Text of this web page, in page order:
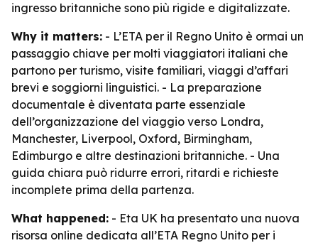
ingresso britanniche sono più rigide e digitalizzate.
Why it matters: - L’ETA per il Regno Unito è ormai un
passaggio chiave per molti viaggiatori italiani che
partono per turismo, visite familiari, viaggi d’affari
brevi e soggiorni linguistici. - La preparazione
documentale è diventata parte essenziale
dell’organizzazione del viaggio verso Londra,
Manchester, Liverpool, Oxford, Birmingham,
Edimburgo e altre destinazioni britanniche. - Una
guida chiara può ridurre errori, ritardi e richieste
incomplete prima della partenza.
What happened: - Eta UK ha presentato una nuova
risorsa online dedicata all’ETA Regno Unito per i